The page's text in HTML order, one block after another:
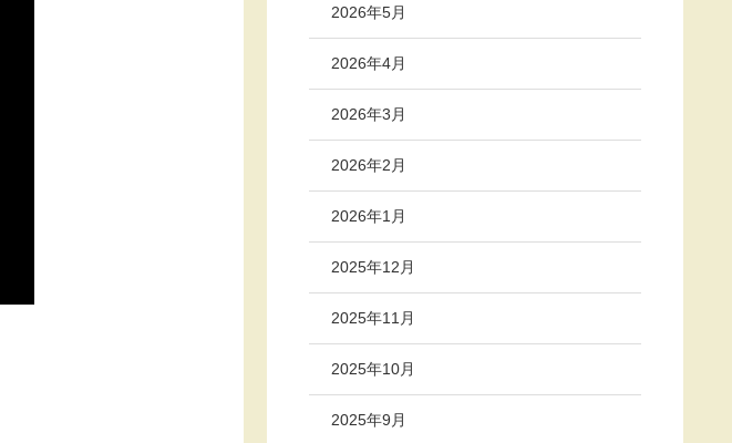
2026年5月
2026年4月
2026年3月
2026年2月
2026年1月
2025年12月
2025年11月
2025年10月
2025年9月